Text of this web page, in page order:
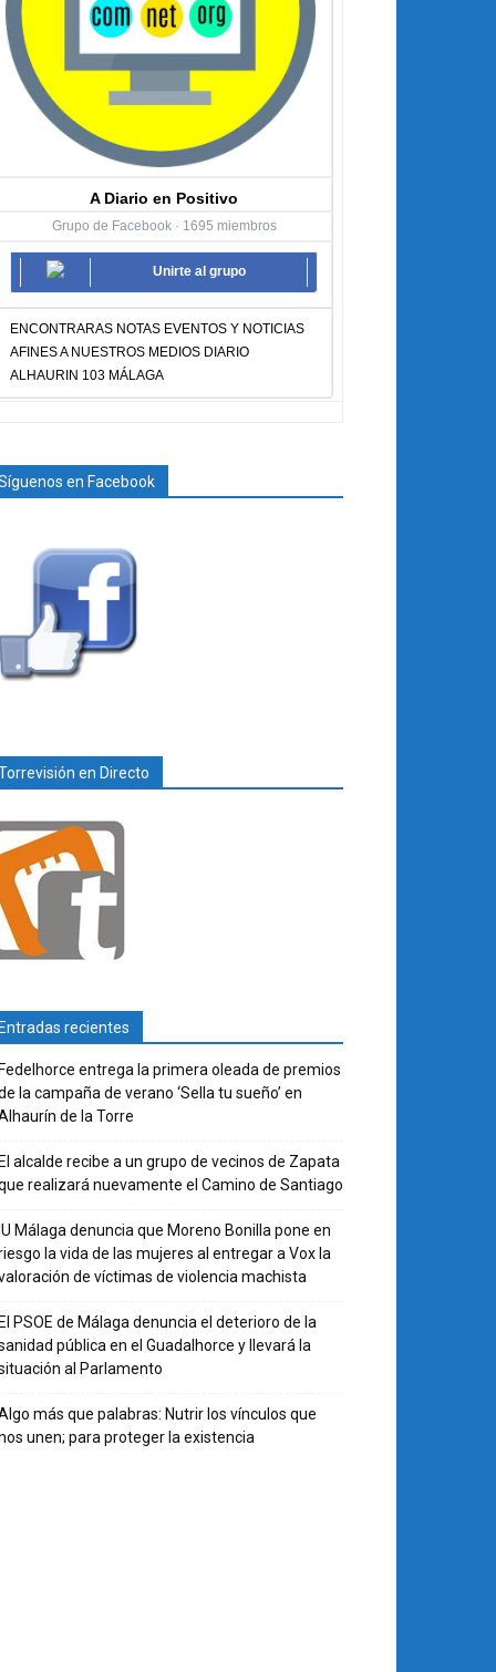
A Diario en Positivo
Grupo de Facebook · 1695 miembros
Unirte al grupo
ENCONTRARAS NOTAS EVENTOS Y NOTICIAS
AFINES A NUESTROS MEDIOS DIARIO
ALHAURIN 103 MÁLAGA
en Facebook
en Directo
recientes
entrega la primera oleada de premios
la campaña de verano ‘Sella tu sueño’ en
de la Torre
alcalde recibe a un grupo de vecinos de Zapata
realizará nuevamente el Camino de Santiago
Málaga denuncia que Moreno Bonilla pone en
la vida de las mujeres al entregar a Vox la
de víctimas de violencia machista
PSOE de Málaga denuncia el deterioro de la
pública en el Guadalhorce y llevará la
al Parlamento
más que palabras: Nutrir los vínculos que
unen; para proteger la existencia